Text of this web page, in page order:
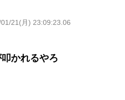
21(月) 23:09:23.06
かれるやろ